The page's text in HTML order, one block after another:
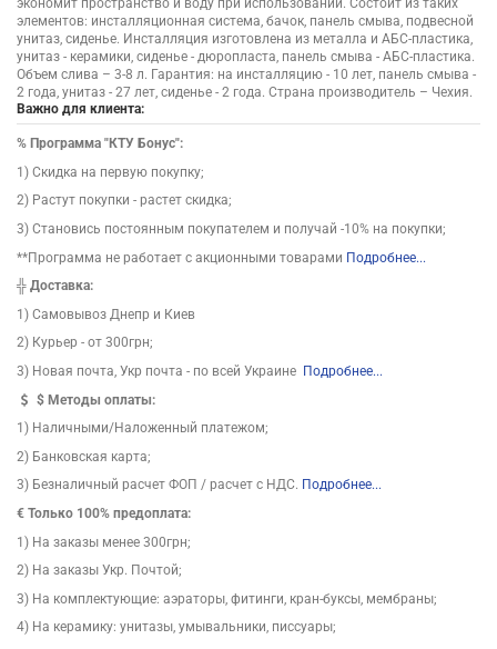
элементов: инсталляционная система, бачок, панель смыва, подвесной
унитаз, сиденье. Инсталляция изготовлена из металла и АБС-пластика,
унитаз - керамики, сиденье - дюропласта, панель смыва - АБС-пластика.
Объем слива – 3-8 л. Гарантия: на инсталляцию - 10 лет, панель смыва -
2 года, унитаз - 27 лет, сиденье - 2 года. Страна производитель – Чехия.
Важно для клиента:
% Программа "КТУ Бонус":
1) Скидка на первую покупку;
2) Растут покупки - растет скидка;
3) Становись постоянным покупателем и получай -10% на покупки;
**Программа не работает с акционными товарами Подробнее...
╬ Доставка:
1) Самовывоз Днепр и Киев
2) Курьер - от 300грн;
3) Новая почта, Укр почта - по всей Украине Подробнее...
$Методы оплаты:
1) Наличными/Наложенный платежом;
2) Банковская карта;
3) Безналичный расчет ФОП / расчет с НДС. Подробнее...
€ Только 100% предоплата:
1) На заказы менее 300грн;
2) На заказы Укр. Почтой;
3) На комплектующие: аэраторы, фитинги, кран-буксы, мембраны;
4) На керамику: унитазы, умывальники, писсуары;